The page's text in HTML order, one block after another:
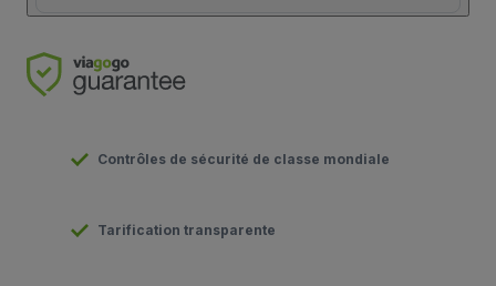
Contrôles de sécurité de classe mondiale
Tarification transparente